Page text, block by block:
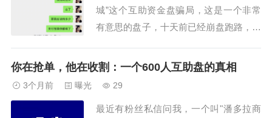
城”这个互助资金盘骗局，这是一个非常
有意思的盘子，十天前已经崩盘跑路，可
报应就来了，亲爹出车祸没抢救过来，被
单，老天爷就让你体验一下，什么叫抢
你在抢单，他在收割：一个600人互助盘的真相
3个月前 曝光 29
最近有粉丝私信问我，一个叫"潘多拉商